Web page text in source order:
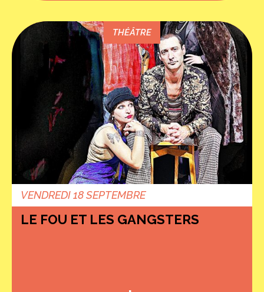
THÉÂTRE
VENDREDI 18 SEPTEMBRE
LE FOU ET LES GANGSTERS